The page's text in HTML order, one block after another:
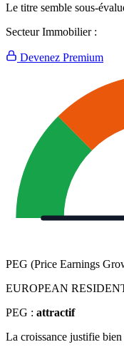
Le titre semble sous-
Secteur Immobilier :
Devenez Premium
PEG (Price Earnings
EUROPEAN
PEG : attractif
La croissance justifie